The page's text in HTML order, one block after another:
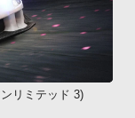
リミテッド 3)